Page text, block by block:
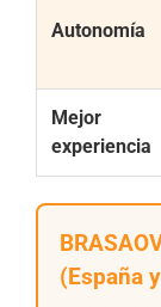
Autonomía
Mejor
experiencia
(España